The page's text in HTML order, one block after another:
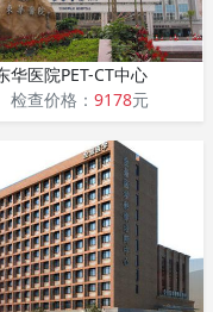
华医院PET-CT中心
检查价格： 9178元